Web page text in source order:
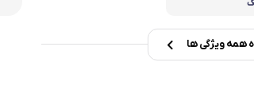
همه ویژگی ها